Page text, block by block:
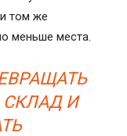
том же
меньше места.
И